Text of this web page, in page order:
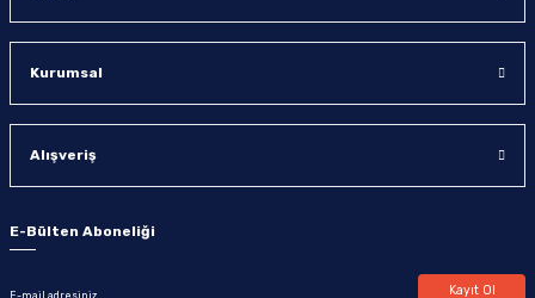
Kurumsal
Alışveriş
E-Bülten Aboneliği
Kayıt Ol